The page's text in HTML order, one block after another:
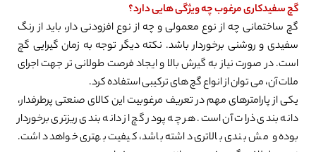
گچ سفیدکاری مرغوب چه ویژگی هایی دارد؟
گچ ساختمانی چه از نوع معمولی و چه از نوع افزودنی دار، باید از رنگ
سفیدی و روشنی برخوردار باشد. نکته دیگر توجه به زمان گیرایی گچ
است. در صورت نیاز به گیرش بالا و ایجاد فرصت طولانی تر جهت اجرای
ملات آن، می توان از انواع گچ های ترکیبی استفاده کرد.
یکی از پارامترهای مهم در تعریف مرغوبیت این کالای صنعتی پرطرفدار،
دانه بندی ذرات آن است. هر چه پودر گچ از دانه بندی ریزتری برخوردار
بوده و مش بندی بالاتری داشته باشد، کیفیت بهتری خواهد داشت.
0%